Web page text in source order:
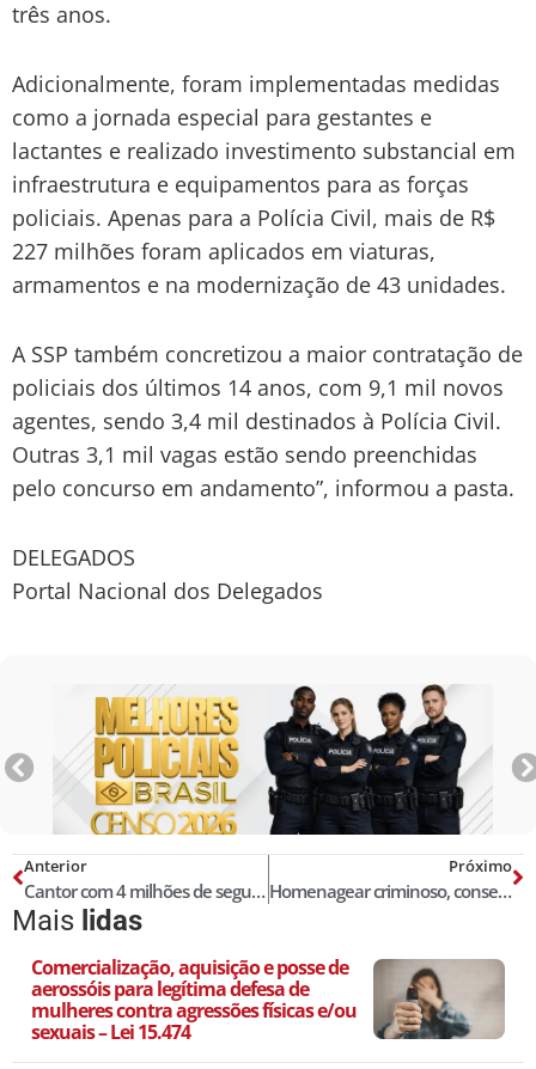
três anos.
Adicionalmente, foram implementadas medidas
como a jornada especial para gestantes e
lactantes e realizado investimento substancial em
infraestrutura e equipamentos para as forças
policiais. Apenas para a Polícia Civil, mais de R$
227 milhões foram aplicados em viaturas,
armamentos e na modernização de 43 unidades.
A SSP também concretizou a maior contratação de
policiais dos últimos 14 anos, com 9,1 mil novos
agentes, sendo 3,4 mil destinados à Polícia Civil.
Outras 3,1 mil vagas estão sendo preenchidas
pelo concurso em andamento”, informou a pasta.
DELEGADOS
Portal Nacional dos Delegados
Anterior
Cantor com 4 milhões de seguidores que faz tributo a traficante
Próximo
Homenagear criminoso, consequência penal, roteiro de investigação, identificação de autoria, coleta de provas e prisão
Mais lidas
Comercialização, aquisição e posse de
aerossóis para legítima defesa de
mulheres contra agressões físicas e/ou
sexuais – Lei 15.474